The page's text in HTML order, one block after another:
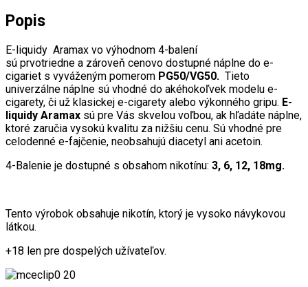
Popis
E-liquidy Aramax vo výhodnom 4-balení
sú prvotriedne a zároveň cenovo dostupné náplne do e-
cigariet s vyváženým pomerom PG50/VG50. Tieto
univerzálne náplne sú vhodné do akéhokoľvek modelu e-
cigarety, či už klasickej e-cigarety alebo výkonného gripu. E-
liquidy Aramax sú pre Vás skvelou voľbou, ak hľadáte náplne,
ktoré zaručia vysokú kvalitu za nižšiu cenu. Sú vhodné pre
celodenné e-fajčenie, neobsahujú diacetyl ani acetoin.
4-Balenie je dostupné s obsahom nikotínu: 3, 6, 12, 18mg.
Tento výrobok obsahuje nikotín, ktorý je vysoko návykovou
látkou.
+18 len pre dospelých užívateľov.